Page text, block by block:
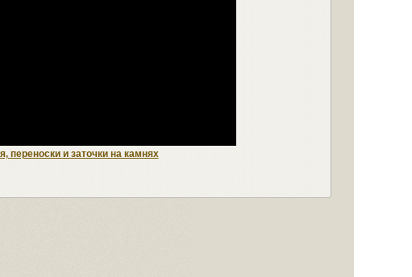
переноски и заточки на камнях